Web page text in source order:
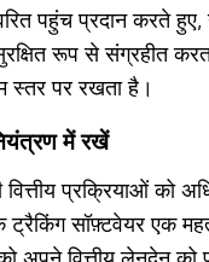
पहुंच प्रदान करते
सुरक्षित रूप से संग्रहीत
स्तर पर रखता है।
में रखें
प्रक्रियाओं को
ट्रैकिंग सॉफ़्टवेयर एक